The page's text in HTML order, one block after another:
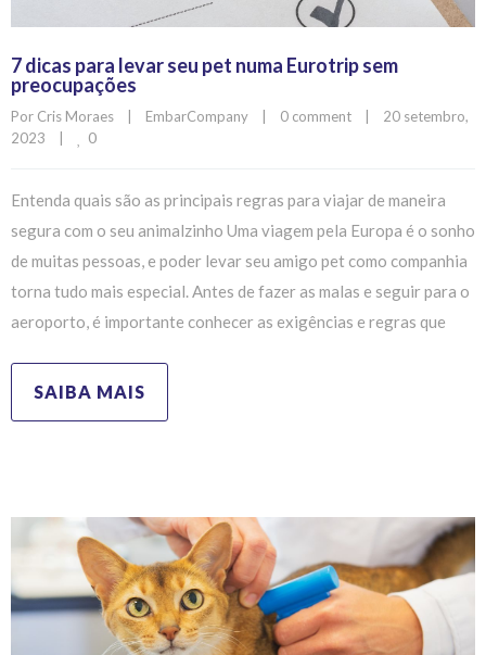
7 dicas para levar seu pet numa Eurotrip sem
preocupações
Por Cris Moraes | EmbarCompany | 0 comment |
20 setembro,
2023
| 0
Entenda quais são as principais regras para viajar de maneira
segura com o seu animalzinho Uma viagem pela Europa é o sonho
de muitas pessoas, e poder levar seu amigo pet como companhia
torna tudo mais especial. Antes de fazer as malas e seguir para o
aeroporto, é importante conhecer as exigências e regras que
SAIBA MAIS